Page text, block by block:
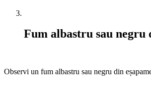
Fum albastru sau negru
Observi un fum albastru sau negru din